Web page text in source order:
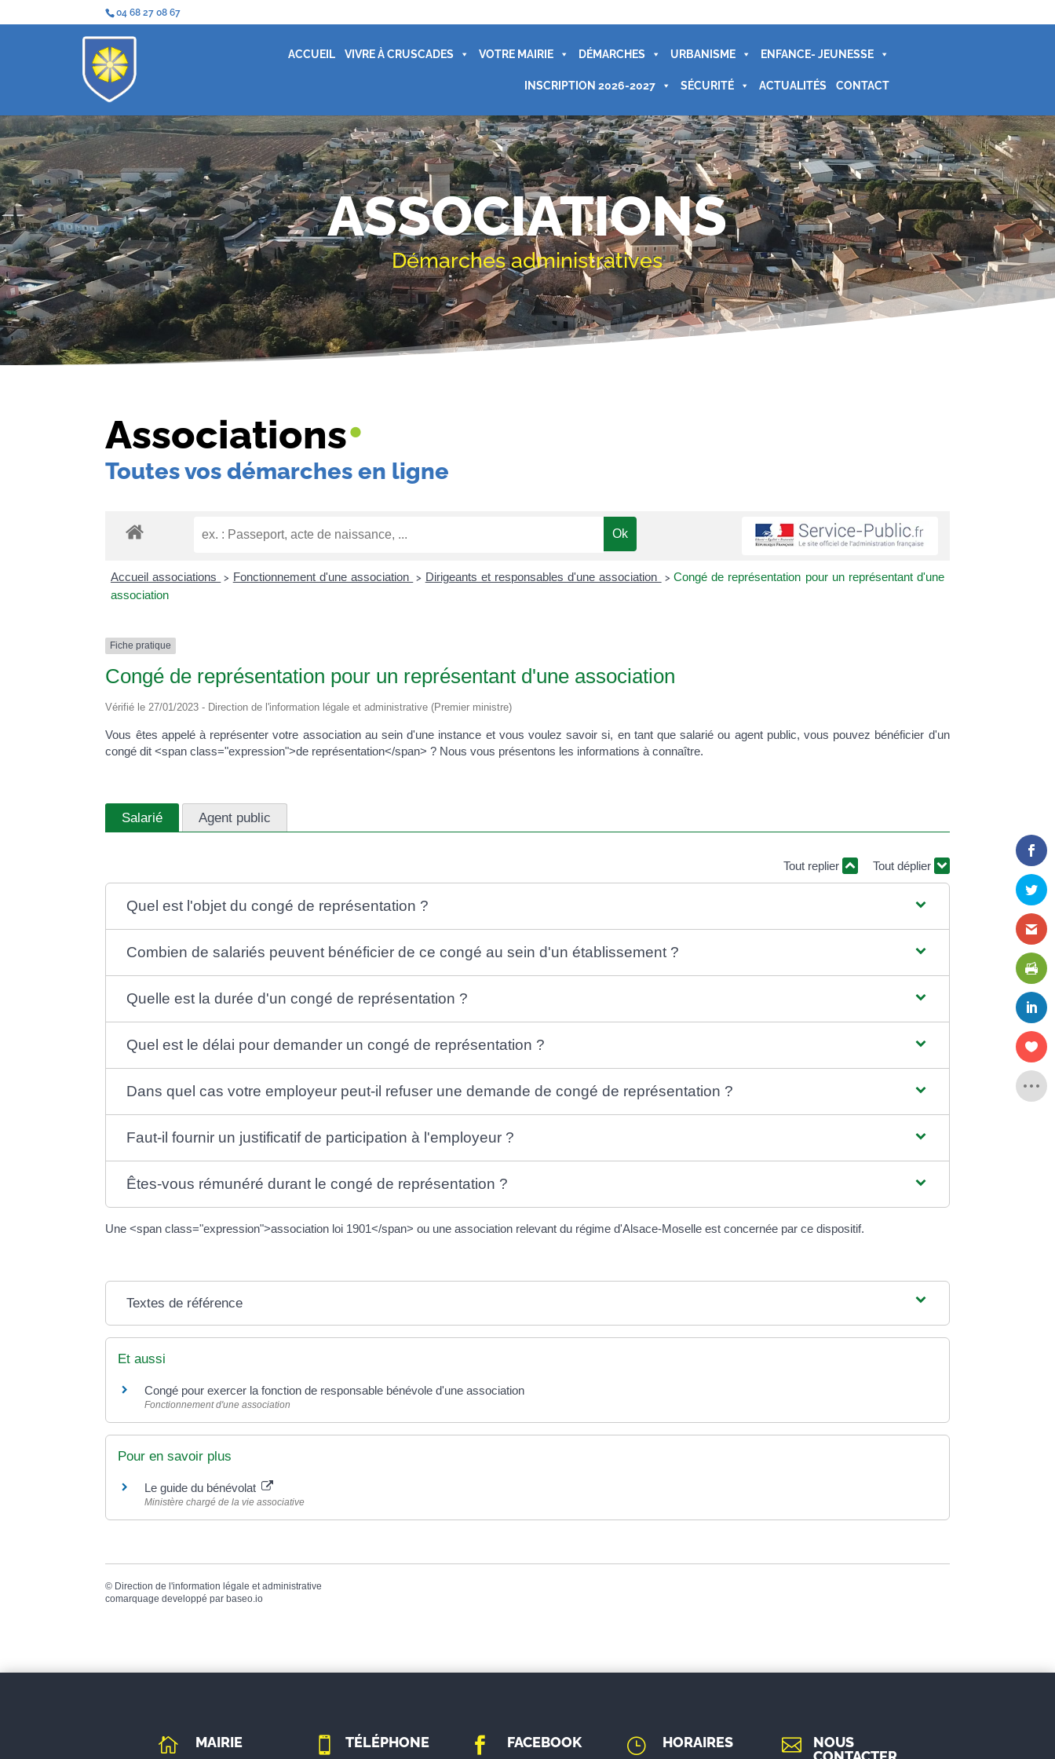
04 68 27 08 67
ACCUEIL VIVRE À CRUSCADES VOTRE MAIRIE DÉMARCHES URBANISME ENFANCE- JEUNESSE
INSCRIPTION 2026-2027 SÉCURITÉ ACTUALITÉS CONTACT
ASSOCIATIONS
Démarches administratives
Associations•
Toutes vos démarches en ligne
Accueil associations > Fonctionnement d'une association > Dirigeants et responsables d'une association > Congé de représentation pour un représentant d'une
association
Fiche pratique
Congé de représentation pour un représentant d'une association
Vérifié le 27/01/2023 - Direction de l'information légale et administrative (Premier ministre)
Vous êtes appelé à représenter votre association au sein d'une instance et vous voulez savoir si, en tant que salarié ou agent public, vous pouvez bénéficier d'un
congé dit <span class="expression">de représentation</span> ? Nous vous présentons les informations à connaître.
Salarié Agent public
Tout replier Tout déplier
Quel est l'objet du congé de représentation ?
Combien de salariés peuvent bénéficier de ce congé au sein d'un établissement ?
Quelle est la durée d'un congé de représentation ?
Quel est le délai pour demander un congé de représentation ?
Dans quel cas votre employeur peut-il refuser une demande de congé de représentation ?
Faut-il fournir un justificatif de participation à l'employeur ?
Êtes-vous rémunéré durant le congé de représentation ?
Une <span class="expression">association loi 1901</span> ou une association relevant du régime d'Alsace-Moselle est concernée par ce dispositif.
Textes de référence
Et aussi
Congé pour exercer la fonction de responsable bénévole d'une association
Fonctionnement d'une association
Pour en savoir plus
Le guide du bénévolat
Ministère chargé de la vie associative
© Direction de l'information légale et administrative
comarquage developpé par baseo.io
 MAIRIE  TÉLÉPHONE  FACEBOOK } HORAIRES 
NOUS